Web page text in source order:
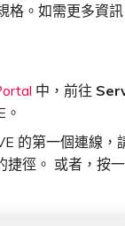
格。如需更多資
中，前往
的第一個連線，
捷徑。 或者，按